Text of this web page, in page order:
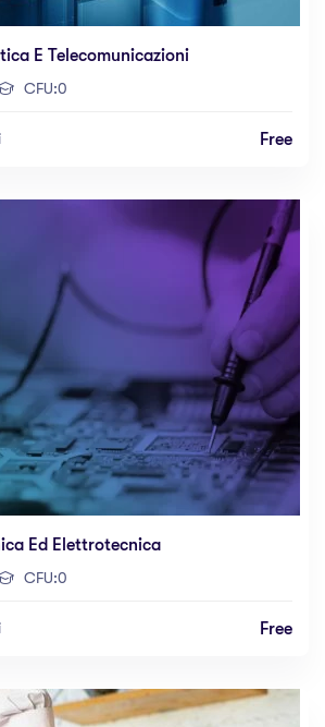
E Telecomunicazioni
CFU:0
Free
Ed Elettrotecnica
CFU:0
Free